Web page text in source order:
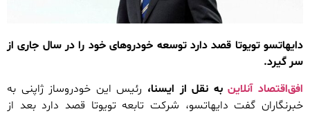
دایهاتسو تویوتا قصد دارد توسعه خودروهای خود را در سال جاری از
سر گیرد.
افق‌اقتصاد آنلاینبه نقل از ایسنا، رئیس این خودروساز ژاپنی به
خبرنگاران گفت دایهاتسو، شرکت تابعه تویوتا قصد دارد بعد از